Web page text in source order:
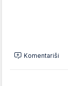
Komentariši